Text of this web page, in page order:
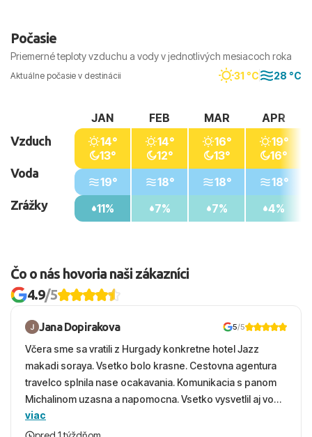
Počasie
Priemerné teploty vzduchu a vody v jednotlivých mesiacoch roka
Aktuálne počasie v destinácii 31 °C 28 °C
Vzduch
Voda
Zrážky
JAN
14°
13°
19°
11%
FEB
14°
12°
18°
7%
MAR
16°
13°
18°
7%
APR
19°
16°
18°
4%
Čo o nás hovoria naši zákazníci
4.9/5
Jana Dopirakova 5/5
Včera sme sa vratili z Hurgady konkretne hotel Jazz
makadi soraya. Vsetko bolo krasne. Cestovna agentura
travelco splnila nase ocakavania. Komunikacia s panom
Michalinom uzasna a napomocna. Vsetko vysvetlil aj vo
vecernych hodinach zaco sa ospravedlnujem. Hotel
krasny, cisty. Sluzby top. Strava, prostredie, more,
viac